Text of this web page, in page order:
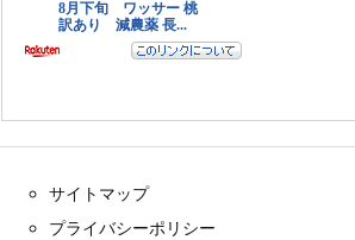
サイトマップ
プライバシーポリシー